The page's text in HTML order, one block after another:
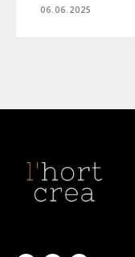
06.06.2025